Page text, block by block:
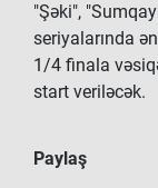
"Şəki",
seriyalarında
1/4 finala
start veriləcək.
Paylaş